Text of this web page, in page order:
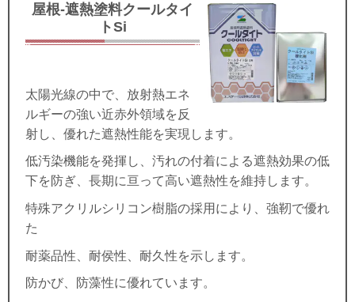
屋根-遮熱塗料クールタイ
トSi
太陽光線の中で、放射熱エネ
ルギーの強い近赤外領域を反
射し、優れた遮熱性能を実現します。
低汚染機能を発揮し、汚れの付着による遮熱効果の低
下を防ぎ、長期に亘って高い遮熱性を維持します。
特殊アクリルシリコン樹脂の採用により、強靭で優れ
た
耐薬品性、耐侯性、耐久性を示します。
防かび、防藻性に優れています。